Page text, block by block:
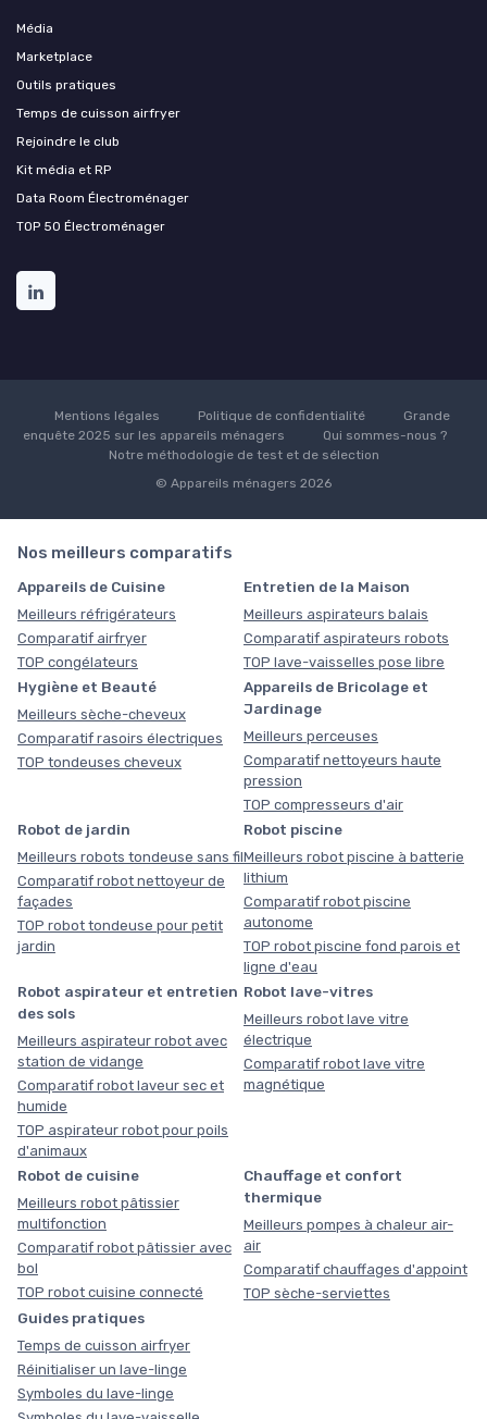
Média
Marketplace
Outils pratiques
Temps de cuisson airfryer
Rejoindre le club
Kit média et RP
Data Room Électroménager
TOP 50 Électroménager
Mentions légales Politique de confidentialité
Grande
enquête 2025 sur les appareils ménagers
Qui sommes-nous ?
Notre méthodologie de test et de sélection
© Appareils ménagers 2026
Nos meilleurs comparatifs
Appareils de Cuisine
Meilleurs réfrigérateurs
Comparatif airfryer
TOP congélateurs
Entretien de la Maison
Meilleurs aspirateurs balais
Comparatif aspirateurs robots
TOP lave-vaisselles pose libre
Hygiène et Beauté
Meilleurs sèche-cheveux
Comparatif rasoirs électriques
TOP tondeuses cheveux
Appareils de Bricolage et
Jardinage
Meilleurs perceuses
Comparatif nettoyeurs haute
pression
TOP compresseurs d'air
Robot de jardin
Meilleurs robots tondeuse sans fil
Comparatif robot nettoyeur de
façades
TOP robot tondeuse pour petit
jardin
Robot piscine
Meilleurs robot piscine à batterie
lithium
Comparatif robot piscine
autonome
TOP robot piscine fond parois et
ligne d'eau
Robot aspirateur et entretien
des sols
Meilleurs aspirateur robot avec
station de vidange
Comparatif robot laveur sec et
humide
TOP aspirateur robot pour poils
d'animaux
Robot lave-vitres
Meilleurs robot lave vitre
électrique
Comparatif robot lave vitre
magnétique
Robot de cuisine
Meilleurs robot pâtissier
multifonction
Comparatif robot pâtissier avec
bol
TOP robot cuisine connecté
Chauffage et confort
thermique
Meilleurs pompes à chaleur air-
air
Comparatif chauffages d'appoint
TOP sèche-serviettes
Guides pratiques
Temps de cuisson airfryer
Réinitialiser un lave-linge
Symboles du lave-linge